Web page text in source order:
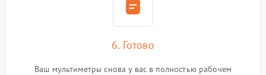
6. Готово
Ваш мультиметры снова у вас в полностью рабочем